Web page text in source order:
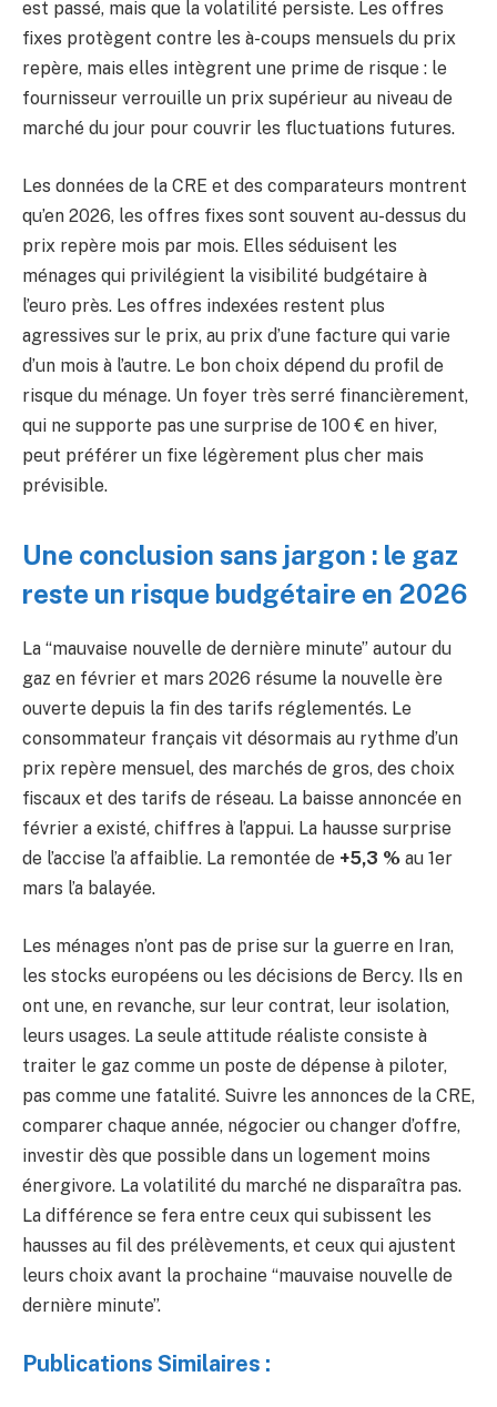
est passé, mais que la volatilité persiste. Les offres
fixes protègent contre les à-coups mensuels du prix
repère, mais elles intègrent une prime de risque : le
fournisseur verrouille un prix supérieur au niveau de
marché du jour pour couvrir les fluctuations futures.
Les données de la CRE et des comparateurs montrent
qu’en 2026, les offres fixes sont souvent au-dessus du
prix repère mois par mois. Elles séduisent les
ménages qui privilégient la visibilité budgétaire à
l’euro près. Les offres indexées restent plus
agressives sur le prix, au prix d’une facture qui varie
d’un mois à l’autre. Le bon choix dépend du profil de
risque du ménage. Un foyer très serré financièrement,
qui ne supporte pas une surprise de 100 € en hiver,
peut préférer un fixe légèrement plus cher mais
prévisible.
Une conclusion sans jargon : le gaz
reste un risque budgétaire en 2026
La “mauvaise nouvelle de dernière minute” autour du
gaz en février et mars 2026 résume la nouvelle ère
ouverte depuis la fin des tarifs réglementés. Le
consommateur français vit désormais au rythme d’un
prix repère mensuel, des marchés de gros, des choix
fiscaux et des tarifs de réseau. La baisse annoncée en
février a existé, chiffres à l’appui. La hausse surprise
de l’accise l’a affaiblie. La remontée de +5,3 % au 1er
mars l’a balayée.
Les ménages n’ont pas de prise sur la guerre en Iran,
les stocks européens ou les décisions de Bercy. Ils en
ont une, en revanche, sur leur contrat, leur isolation,
leurs usages. La seule attitude réaliste consiste à
traiter le gaz comme un poste de dépense à piloter,
pas comme une fatalité. Suivre les annonces de la CRE,
comparer chaque année, négocier ou changer d’offre,
investir dès que possible dans un logement moins
énergivore. La volatilité du marché ne disparaîtra pas.
La différence se fera entre ceux qui subissent les
hausses au fil des prélèvements, et ceux qui ajustent
leurs choix avant la prochaine “mauvaise nouvelle de
dernière minute”.
Publications Similaires :